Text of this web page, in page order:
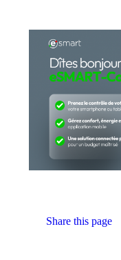
Share this page